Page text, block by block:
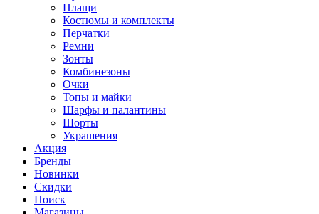
Плащи
Костюмы и комплекты
Перчатки
Ремни
Зонты
Комбинезоны
Очки
Топы и майки
Шарфы и палантины
Шорты
Украшения
Акция
Бренды
Новинки
Скидки
Поиск